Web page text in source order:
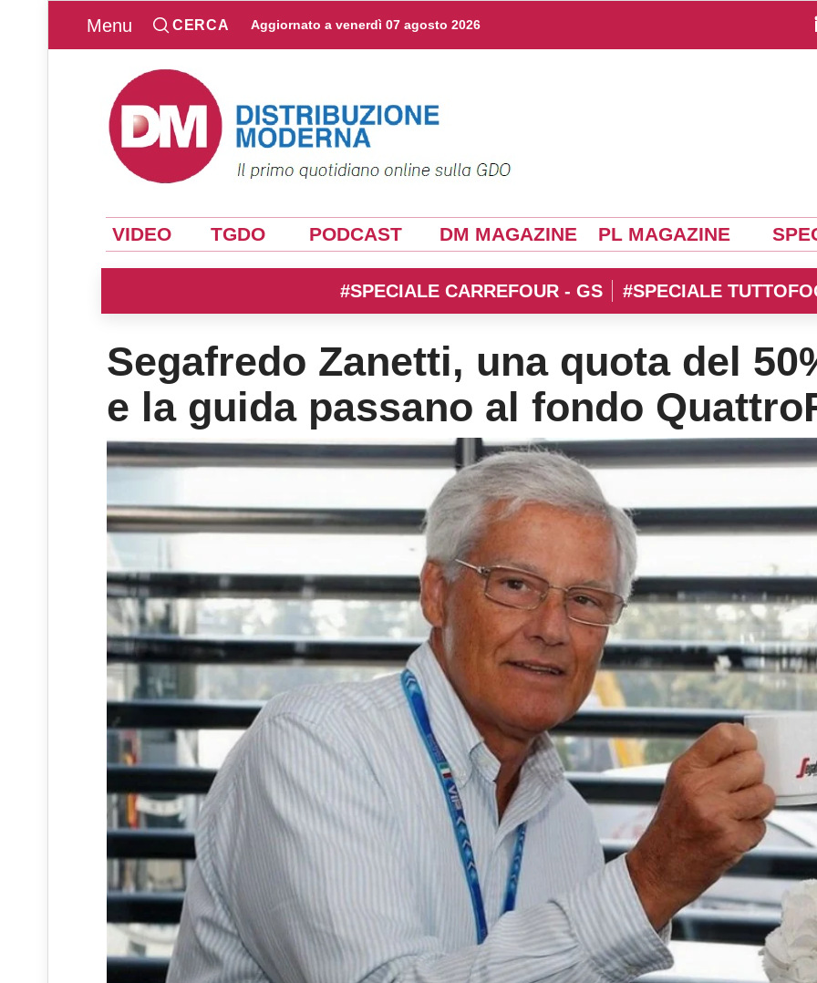
Menu CERCA Aggiornato a venerdì 07 agosto 2026
VIDEO TGDO PODCAST DM MAGAZINE PL MAGAZINE
#SPECIALE CARREFOUR - GS #SPECIALE
Segafredo Zanetti, una quota del
e la guida passano al fondo